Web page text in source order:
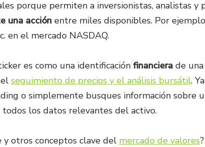
porque permiten a inversionistas, analistas y
una acción entre miles disponibles. Por
en el mercado NASDAQ.
es como una identificación financiera de
seguimiento de precios y el análisis bursátil.
o simplemente busques información sobre
todos los datos relevantes del activo.
y otros conceptos clave del mercado de valores